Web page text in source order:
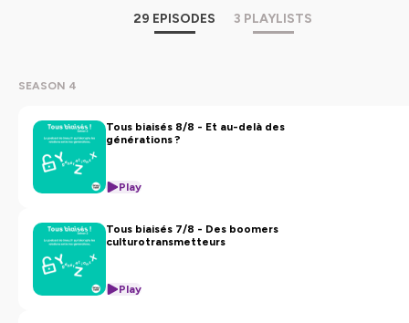
pour plus d'informations.
29 EPISODES 3 PLAYLISTS
SEASON 4
Tous biaisés 8/8 - Et au-delà des
générations ?
Play
Tous biaisés 7/8 - Des boomers
culturotransmetteurs
Play